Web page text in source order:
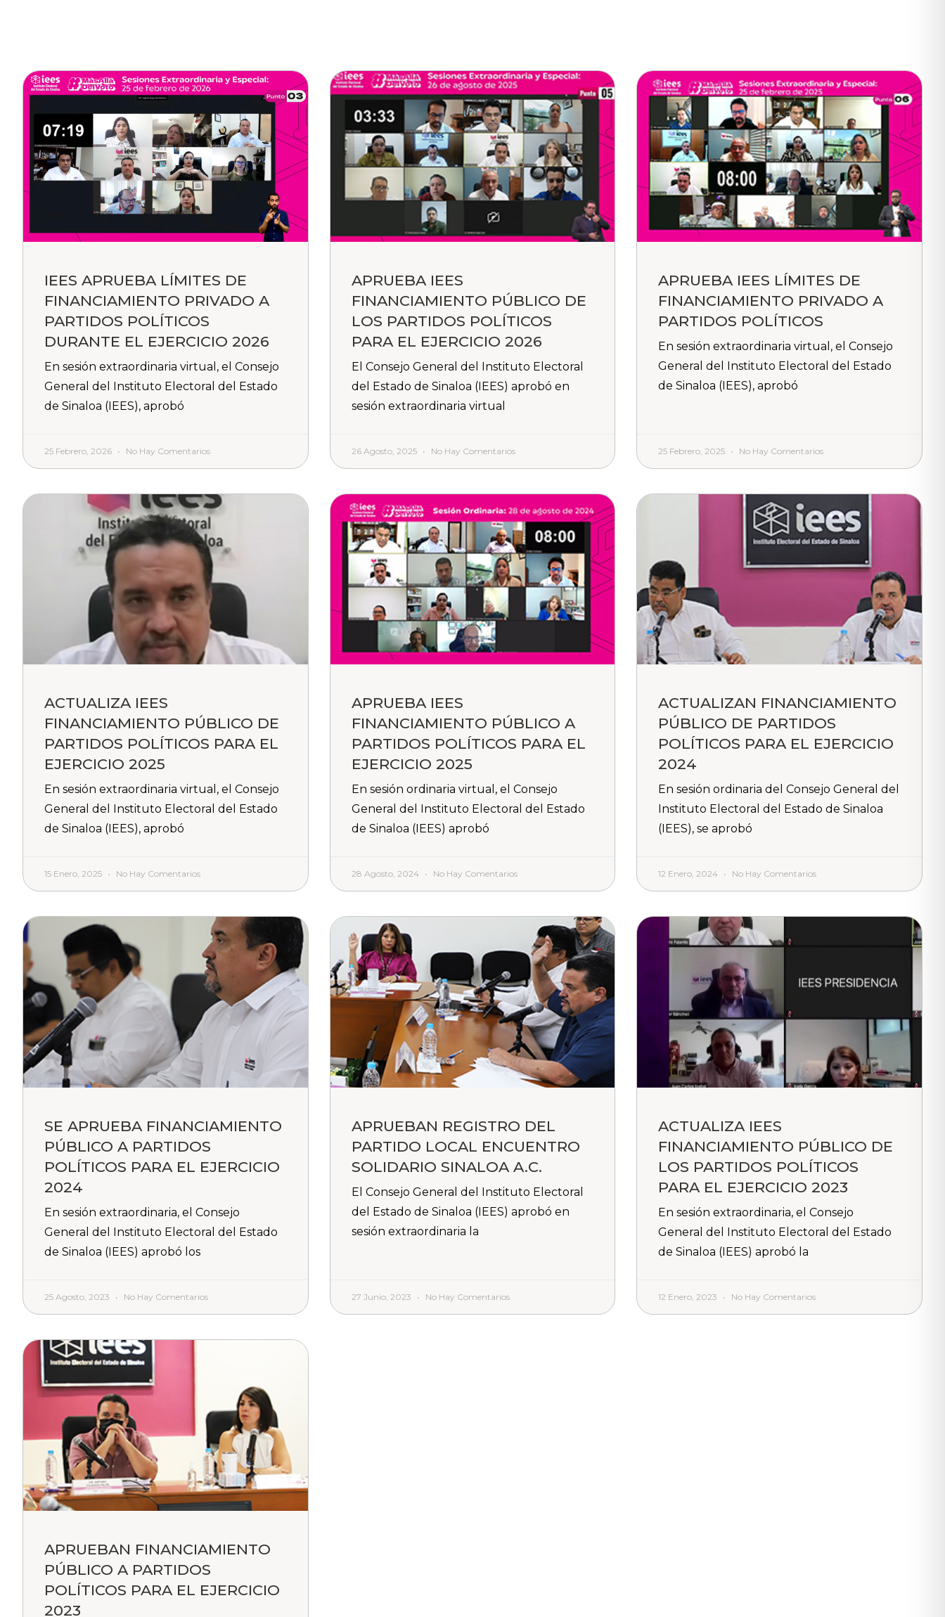
IEES APRUEBA LÍMITES DE
FINANCIAMIENTO PRIVADO A
PARTIDOS POLÍTICOS
DURANTE EL EJERCICIO 2026
En sesión extraordinaria virtual, el Consejo
General del Instituto Electoral del Estado
de Sinaloa (IEES), aprobó
25 Febrero, 2026 No Hay Comentarios
APRUEBA IEES
FINANCIAMIENTO PÚBLICO DE
LOS PARTIDOS POLÍTICOS
PARA EL EJERCICIO 2026
El Consejo General del Instituto Electoral
del Estado de Sinaloa (IEES) aprobó en
sesión extraordinaria virtual
26 Agosto, 2025 No Hay Comentarios
APRUEBA IEES LÍMITES DE
FINANCIAMIENTO PRIVADO A
PARTIDOS POLÍTICOS
En sesión extraordinaria virtual, el Consejo
General del Instituto Electoral del Estado
de Sinaloa (IEES), aprobó
25 Febrero, 2025 No Hay Comentarios
ACTUALIZA IEES
FINANCIAMIENTO PÚBLICO DE
PARTIDOS POLÍTICOS PARA EL
EJERCICIO 2025
En sesión extraordinaria virtual, el Consejo
General del Instituto Electoral del Estado
de Sinaloa (IEES), aprobó
15 Enero, 2025 No Hay Comentarios
APRUEBA IEES
FINANCIAMIENTO PÚBLICO A
PARTIDOS POLÍTICOS PARA EL
EJERCICIO 2025
En sesión ordinaria virtual, el Consejo
General del Instituto Electoral del Estado
de Sinaloa (IEES) aprobó
28 Agosto, 2024 No Hay Comentarios
ACTUALIZAN FINANCIAMIENTO
PÚBLICO DE PARTIDOS
POLÍTICOS PARA EL EJERCICIO
2024
En sesión ordinaria del Consejo General del
Instituto Electoral del Estado de Sinaloa
(IEES), se aprobó
12 Enero, 2024 No Hay Comentarios
SE APRUEBA FINANCIAMIENTO
PÚBLICO A PARTIDOS
POLÍTICOS PARA EL EJERCICIO
2024
En sesión extraordinaria, el Consejo
General del Instituto Electoral del Estado
de Sinaloa (IEES) aprobó los
25 Agosto, 2023 No Hay Comentarios
APRUEBAN REGISTRO DEL
PARTIDO LOCAL ENCUENTRO
SOLIDARIO SINALOA A.C.
El Consejo General del Instituto Electoral
del Estado de Sinaloa (IEES) aprobó en
sesión extraordinaria la
27 Junio, 2023 No Hay Comentarios
ACTUALIZA IEES
FINANCIAMIENTO PÚBLICO DE
LOS PARTIDOS POLÍTICOS
PARA EL EJERCICIO 2023
En sesión extraordinaria, el Consejo
General del Instituto Electoral del Estado
de Sinaloa (IEES) aprobó la
12 Enero, 2023 No Hay Comentarios
APRUEBAN FINANCIAMIENTO
PÚBLICO A PARTIDOS
POLÍTICOS PARA EL EJERCICIO
2023